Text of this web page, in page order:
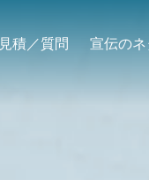
見積／質問 宣伝のネ